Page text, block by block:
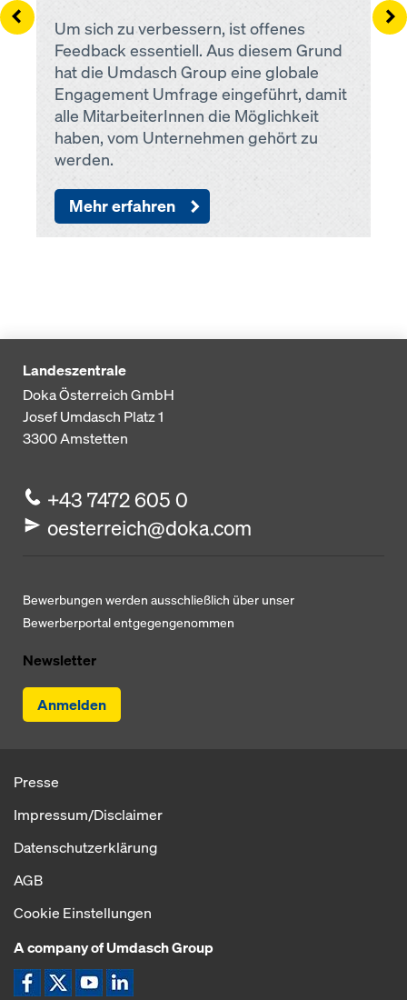
Um sich zu verbessern, ist offenes
Feedback essentiell. Aus diesem Grund
hat die Umdasch Group eine globale
Engagement Umfrage eingeführt, damit
alle MitarbeiterInnen die Möglichkeit
haben, vom Unternehmen gehört zu
werden.
Mehr erfahren
Left
Landeszentrale
Doka Österreich GmbH
Josef Umdasch Platz 1
3300Amstetten
+43 7472 605 0
oesterreich@doka.com
Bewerbungen werden ausschließlich über unser
Bewerberportal entgegengenommen
Newsletter
Anmelden
Presse
Impressum/Disclaimer
Datenschutzerklärung
AGB
Cookie Einstellungen
A company of Umdasch Group
Icon Facebook
Icon XIcon YouTube
Icon LinkedIn